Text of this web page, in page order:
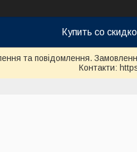
Купить со
та повідомлення.
Контакти: